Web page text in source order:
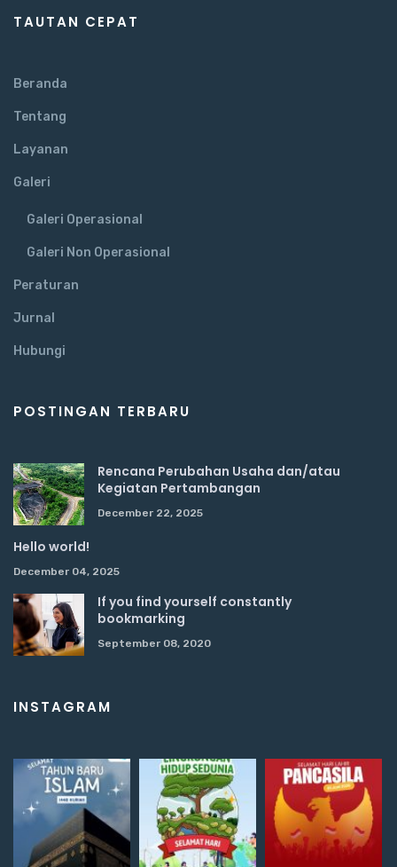
TAUTAN CEPAT
Beranda
Tentang
Layanan
Galeri
Galeri Operasional
Galeri Non Operasional
Peraturan
Jurnal
Hubungi
POSTINGAN TERBARU
Rencana Perubahan Usaha dan/atau
Kegiatan Pertambangan
December 22, 2025
Hello world!
December 04, 2025
If you find yourself constantly
bookmarking
September 08, 2020
INSTAGRAM